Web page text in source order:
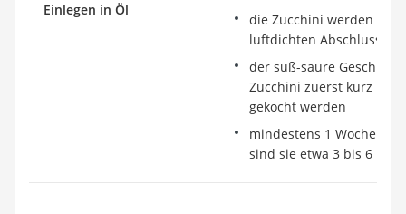
Einlegen in Öl
die Zucchini werden
luftdichten Abschluss in
der süß-saure
Zucchini zuerst kurz in
gekocht werden
mindestens 1 Woche
sind sie etwa 3 bis 6